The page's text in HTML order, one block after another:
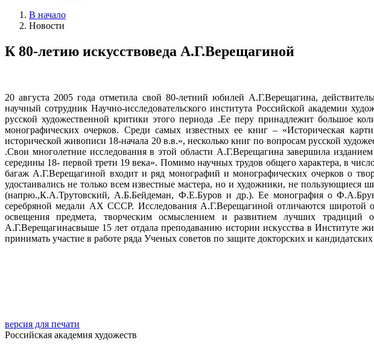
В начало
Новости
К 80-летию искусствоведа А.Г.Верещагиной
20 августа 2005 года отметила свой 80-летний юбилей А.Г.Верещагина,
научный сотрудник Научно-исследовательского института Российской академии
русской художественной критики этого периода .Ее перу принадлежит большое
монографических очерков. Среди самых известных ее книг – «Историческая
исторической живописи 18-начала 20 в.в.», несколько книг по вопросам русской
.Свои многолетние исследования в этой области А.Г.Верещагина завершила
середины 18- первой трети 19 века». Помимо научных трудов общего характера, в
багаж А.Г.Верещагиной входит и ряд монографий и монографических очерков о
удостаивались не только всем известные мастера, но и художники, не пользующиеся
(напрю.,К.А.Трутовский, А.Б.Бейдеман, Ф.Е.Буров и др.). Ее монография о
серебряной медали АХ СССР. Исследования А.Г.Верещагиной отличаются широтой
освещения предмета, творческим осмыслением и развитием лучших традиций
А.Г.Верещагинасвыше 15 лет отдала преподаванию истории искусства в Институте
принимать участие в работе ряда Ученых советов по защите докторских и
версия для печати
Российская академия художеств